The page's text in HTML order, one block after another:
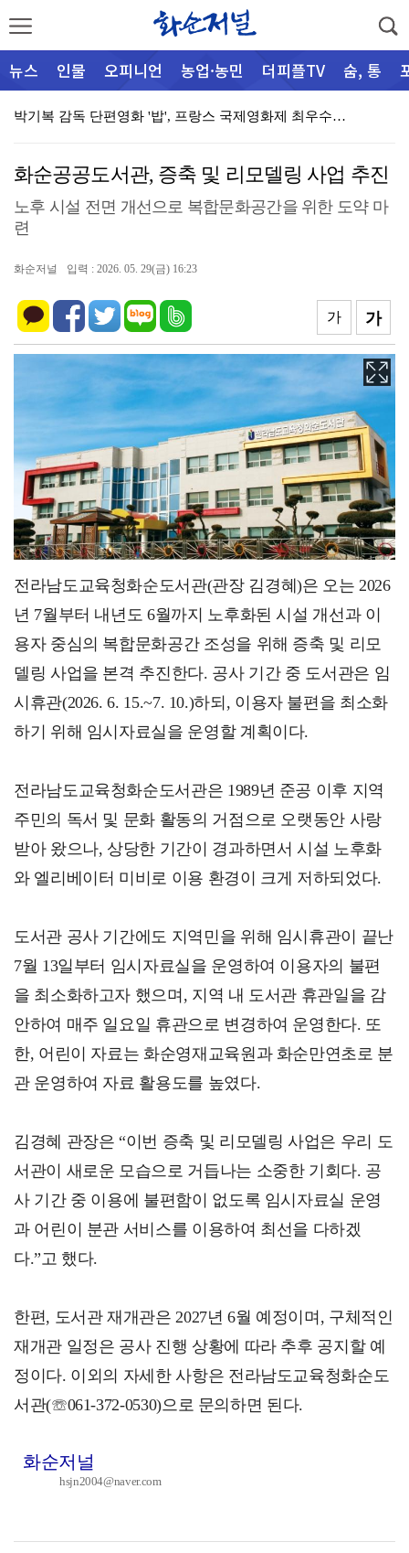
뉴스 인물 오피니언 농업·농민 더피플TV 숨, 통
박기복 감독 단편영화 '밥', 프랑스 국제영화제 최우수…
군립운주사문화관·전남대박물관 공동기획전 ‘운주사, 시간…
군, 여름 피서철 산림 내 불법행위 집중단속
화순군가족센터, 취약가정 위한 육아용품지원 전달식 개최…
[심층취재] 행정과 공기업 사이에 멈춘 진입로
능주면 주민자치센터, 폭염 속 오일장 ‘시원한 생수 나…
[과문융합] 헬멧을 쓴 마야
화순공공도서관, 증축 및 리모델링 사업 추진
노후 시설 전면 개선으로 복합문화공간을 위한 도약 마
련
화순저널 입력 : 2026. 05. 29(금) 16:23
가
가
전라남도교육청화순도서관(관장 김경혜)은 오는 2026
년 7월부터 내년도 6월까지 노후화된 시설 개선과 이
용자 중심의 복합문화공간 조성을 위해 증축 및 리모
델링 사업을 본격 추진한다. 공사 기간 중 도서관은 임
시휴관(2026. 6. 15.~7. 10.)하되, 이용자 불편을 최소화
하기 위해 임시자료실을 운영할 계획이다.
전라남도교육청화순도서관은 1989년 준공 이후 지역
주민의 독서 및 문화 활동의 거점으로 오랫동안 사랑
받아 왔으나, 상당한 기간이 경과하면서 시설 노후화
와 엘리베이터 미비로 이용 환경이 크게 저하되었다.
도서관 공사 기간에도 지역민을 위해 임시휴관이 끝난
7월 13일부터 임시자료실을 운영하여 이용자의 불편
을 최소화하고자 했으며, 지역 내 도서관 휴관일을 감
안하여 매주 일요일 휴관으로 변경하여 운영한다. 또
한, 어린이 자료는 화순영재교육원과 화순만연초로 분
관 운영하여 자료 활용도를 높였다.
김경혜 관장은 “이번 증축 및 리모델링 사업은 우리 도
서관이 새로운 모습으로 거듭나는 소중한 기회다. 공
사 기간 중 이용에 불편함이 없도록 임시자료실 운영
과 어린이 분관 서비스를 이용하여 최선을 다하겠
다.”고 했다.
한편, 도서관 재개관은 2027년 6월 예정이며, 구체적인
재개관 일정은 공사 진행 상황에 따라 추후 공지할 예
정이다. 이외의 자세한 사항은 전라남도교육청화순도
서관(☏061-372-0530)으로 문의하면 된다.
화순저널
hsjn2004@naver.com